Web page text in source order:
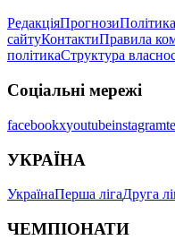
РедакціяПрогнози
сайтуКонтактиПравила
політикаСтруктура
Соціальні мережі
facebookxyoutubeinstagram
УКРАЇНА
УкраїнаПерша лігаДруга
ЧЕМПІОНАТИ